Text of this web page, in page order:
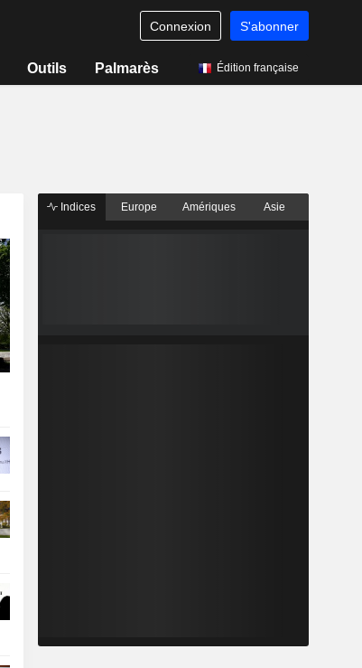
Connexion S'abonner
Outils Palmarès Édition française
Indices Europe Amériques Asie